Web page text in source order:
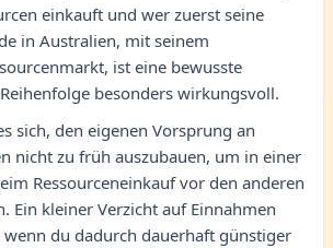
einkauft und wer zuerst seine
in Australien, mit seinem
ist eine bewusste
besonders wirkungsvoll.
sich, den eigenen Vorsprung an
nicht zu früh auszubauen, um in einer
Ressourceneinkauf vor den anderen
Ein kleiner Verzicht auf Einnahmen
wenn du dadurch dauerhaft günstiger